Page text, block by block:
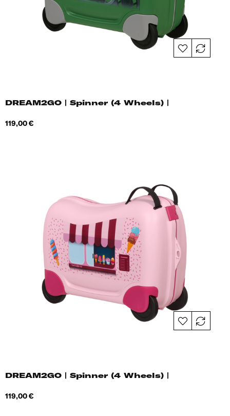
DREAM2GO | Spinner (4 Wheels) |
Hind
119,00 €
DREAM2GO | Spinner (4 Wheels) |
Hind
119,00 €